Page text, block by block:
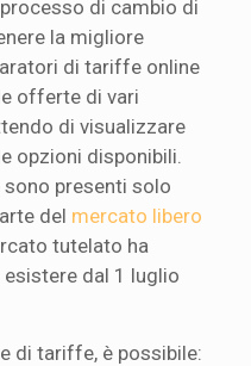
di cambio di
la migliore
di tariffe online
offerte di vari
di visualizzare
opzioni disponibili.
presenti solo
del mercato libero
tutelato ha
dal 1 luglio
di tariffe, è possibile: